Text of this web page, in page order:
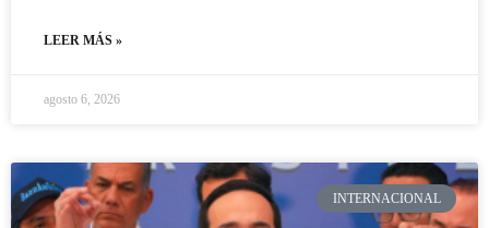
LEER MÁS »
agosto 6, 2026
INTERNACIONAL